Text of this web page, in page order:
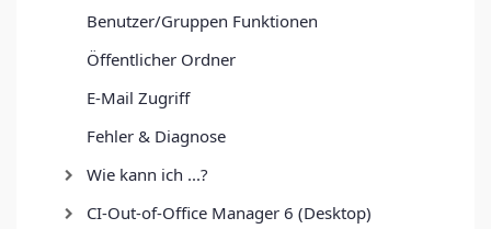
Benutzer/Gruppen Funktionen
Öffentlicher Ordner
E-Mail Zugriff
Fehler & Diagnose
Wie kann ich ...?
CI-Out-of-Office Manager 6 (Desktop)